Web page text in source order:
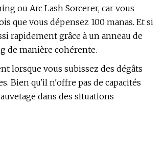
ou Arc Lash Sorcerer, car vous
que vous dépensez 100 manas. Et si
rapidement grâce à un anneau de
de manière cohérente.
lorsque vous subissez des dégâts
Bien qu'il n'offre pas de capacités
dans des situations